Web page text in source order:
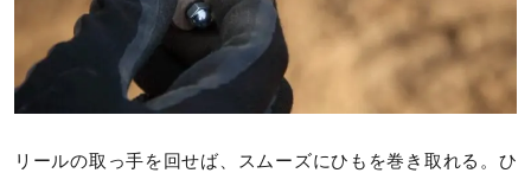
リールの取っ手を回せば、スムーズにひもを巻き取れる。ひ